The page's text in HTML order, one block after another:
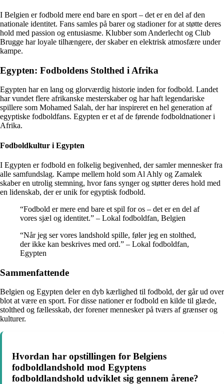
I Belgien er fodbold mere end bare en sport – det er en del af den
nationale identitet. Fans samles på barer og stadioner for at støtte deres
hold med passion og entusiasme. Klubber som Anderlecht og Club
Brugge har loyale tilhængere, der skaber en elektrisk atmosfære under
kampe.
Egypten: Fodboldens Stolthed i Afrika
Egypten har en lang og glorværdig historie inden for fodbold. Landet
har vundet flere afrikanske mesterskaber og har haft legendariske
spillere som Mohamed Salah, der har inspireret en hel generation af
egyptiske fodboldfans. Egypten er et af de førende fodboldnationer i
Afrika.
Fodboldkultur i Egypten
I Egypten er fodbold en folkelig begivenhed, der samler mennesker fra
alle samfundslag. Kampe mellem hold som Al Ahly og Zamalek
skaber en utrolig stemning, hvor fans synger og støtter deres hold med
en lidenskab, der er unik for egyptisk fodbold.
“Fodbold er mere end bare et spil for os – det er en del af
vores sjæl og identitet.” – Lokal fodboldfan, Belgien
“Når jeg ser vores landshold spille, føler jeg en stolthed,
der ikke kan beskrives med ord.” – Lokal fodboldfan,
Egypten
Sammenfattende
Belgien og Egypten deler en dyb kærlighed til fodbold, der går ud over
blot at være en sport. For disse nationer er fodbold en kilde til glæde,
stolthed og fællesskab, der forener mennesker på tværs af grænser og
kulturer.
Hvordan har opstillingen for Belgiens
fodboldlandshold mod Egyptens
fodboldlandshold udviklet sig gennem årene?